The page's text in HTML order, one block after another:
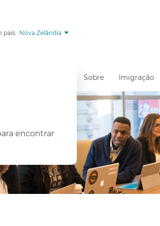
país: Nova Zelândia
encontrar
Sobre Imigração